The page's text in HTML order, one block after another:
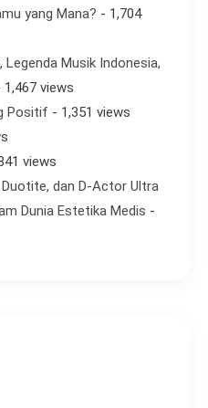
yang Mana? - 1,704
Legenda Musik Indonesia,
1,467 views
Positif - 1,351 views
views
dan D-Actor Ultra
Dunia Estetika Medis -